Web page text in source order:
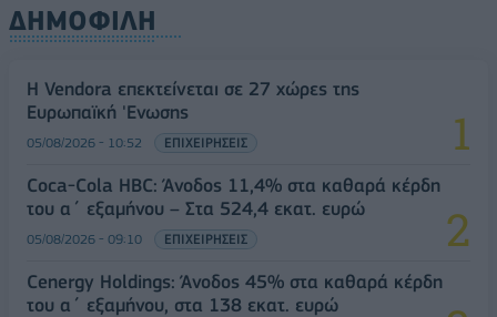
ΔΗΜΟΦΙΛΗ
Η Vendora επεκτείνεται σε 27 χώρες της
Ευρωπαϊκή 'Ενωσης
05/08/2026 - 10:52 ΕΠΙΧΕΙΡΗΣΕΙΣ
Coca-Cola HBC: Άνοδος 11,4% στα καθαρά κέρδη
του α΄ εξαμήνου – Στα 524,4 εκατ. ευρώ
05/08/2026 - 09:10 ΕΠΙΧΕΙΡΗΣΕΙΣ
Cenergy Holdings: Άνοδος 45% στα καθαρά κέρδη
του α΄ εξαμήνου, στα 138 εκατ. ευρώ